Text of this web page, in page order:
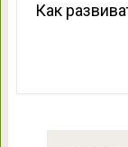
Как